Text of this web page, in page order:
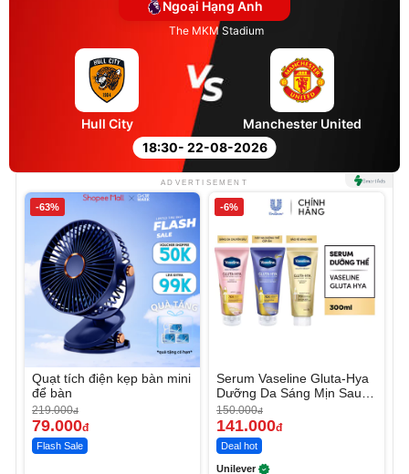
Ngoại Hạng Anh
The MKM Stadium
18:30- 22-08-2026
Hull City Manchester United
ADVERTISEMENT
-63%
Quạt tích điện kẹp bàn mini
để bàn
219.000đ
79.000đ
Flash Sale
-6%
Serum Vaseline Gluta-Hya
Dưỡng Da Sáng Mịn Sau 7
Ngày
150.000đ
141.000đ
Deal hot
Unilever